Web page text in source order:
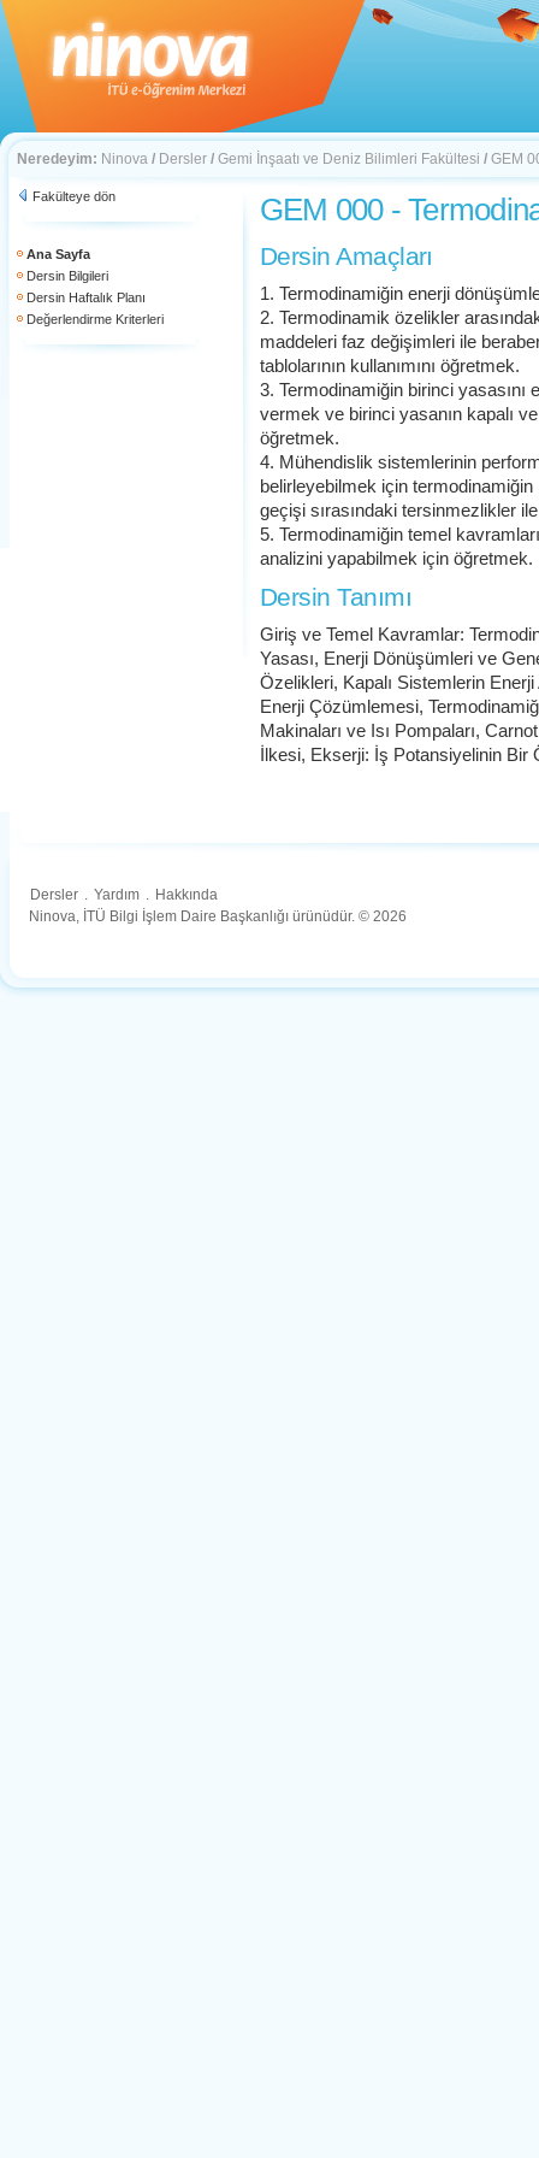
Neredeyim: Ninova / Dersler / Gemi İnşaatı ve Deniz Bilimleri Fakültesi / GEM
Fakülteye dön
Ana Sayfa
Dersin Bilgileri
Dersin Haftalık Planı
Değerlendirme Kriterleri
GEM 000 -
Dersin Amaçları
1. Termodinamiğin enerji
2. Termodinamik özelikler
maddeleri faz değişimleri ile
tablolarının kullanımını öğretmek.
3. Termodinamiğin birinci
vermek ve birinci yasanın kapalı
öğretmek.
4. Mühendislik sistemlerinin
belirleyebilmek için
geçişi sırasındaki tersinmezlikler
5. Termodinamiğin temel
analizini yapabilmek için öğretmek.
Dersin Tanımı
Giriş ve Temel Kavramlar:
Yasası, Enerji Dönüşümleri ve
Özelikleri, Kapalı Sistemlerin
Enerji Çözümlemesi,
Makinaları ve Isı Pompaları,
İlkesi, Ekserji: İş Potansiyelinin Bir
Dersler . Yardım . Hakkında
Ninova, İTÜ Bilgi İşlem Daire Başkanlığı ürünüdür. © 2026